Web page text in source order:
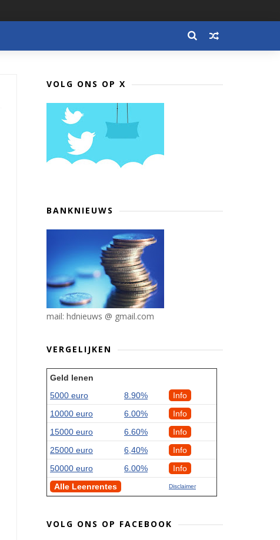
VOLG ONS OP X
BANKNIEUWS
mail: hdnieuws @ gmail.com
VERGELIJKEN
Geld lenen
5000 euro
8.90%
Info
10000 euro
6.00%
Info
15000 euro
6.60%
Info
25000 euro
6,40%
Info
50000 euro
6.00%
Info
Alle Leenrentes
Disclaimer
VOLG ONS OP FACEBOOK